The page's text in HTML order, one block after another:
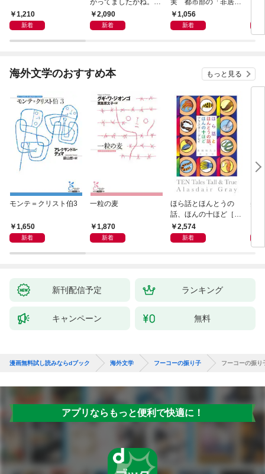
1,210
新着
がってましたかね。
獅子座、Ａ型、丙午は
めぐる
2,090
新着
実 都市部の「非居住
化」が街を壊す
1,056
新着
海外文学のおすすめ本 もっと見る
モンテ＝クリスト伯3
1,650
新着
一粒の麦
1,870
新着
ほら話とほんとうの
話、ほんの十ほど［新
装版］
2,574
新着
美
新刊配信予定 ランキング
キャンペーン 無料
漫画無料試し読みならdブック 海外文学 フーコーの振り子 フーコーの振り
アプリならもっと便利で快適に！